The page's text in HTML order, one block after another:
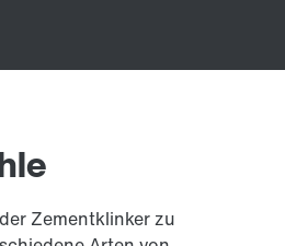
Zementklinker zu